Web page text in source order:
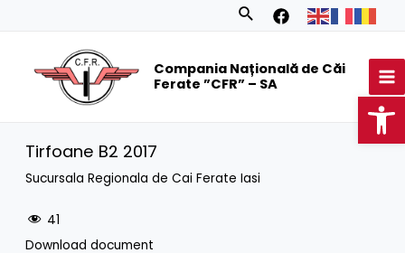
Search
Compania Națională de Căi
Ferate ”CFR” – SA
Tirfoane B2 2017
Sucursala Regionala de Cai Ferate Iasi
41
Download document